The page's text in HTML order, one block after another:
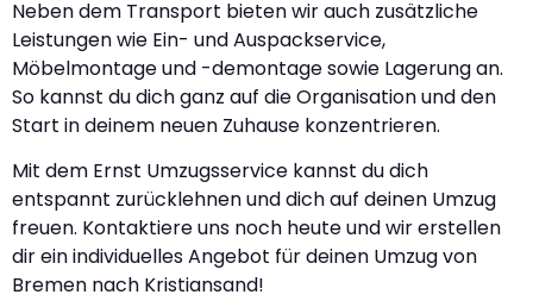
Neben dem Transport bieten wir auch zusätzliche
Leistungen wie Ein- und Auspackservice,
Möbelmontage und -demontage sowie Lagerung an.
So kannst du dich ganz auf die Organisation und den
Start in deinem neuen Zuhause konzentrieren.
Mit dem Ernst Umzugsservice kannst du dich
entspannt zurücklehnen und dich auf deinen Umzug
freuen. Kontaktiere uns noch heute und wir erstellen
dir ein individuelles Angebot für deinen Umzug von
Bremen nach Kristiansand!